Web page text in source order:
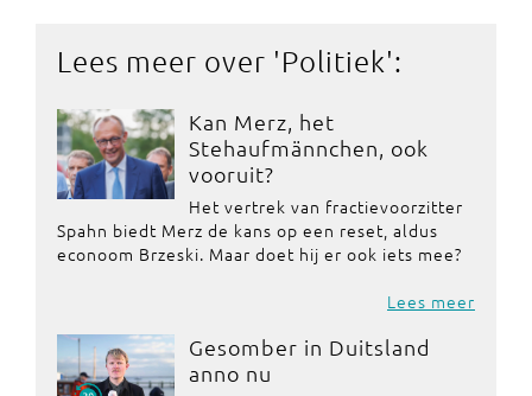
Lees meer over 'Politiek':
Kan Merz, het
Stehaufmännchen, ook
vooruit?
Het vertrek van fractievoorzitter
Spahn biedt Merz de kans op een reset, aldus
econoom Brzeski. Maar doet hij er ook iets mee?
Lees meer
Gesomber in Duitsland
anno nu